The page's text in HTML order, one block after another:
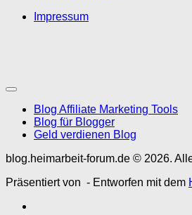
Impressum
Blog Affiliate Marketing Tools
Blog für Blogger
Geld verdienen Blog
blog.heimarbeit-forum.de © 2026.
Präsentiert von - Entworfen mit dem